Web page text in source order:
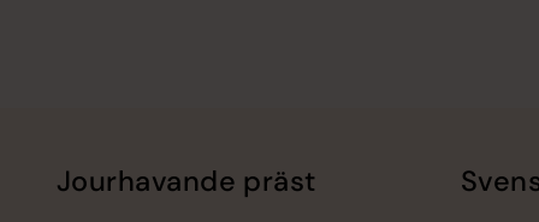
Jourhavande präst